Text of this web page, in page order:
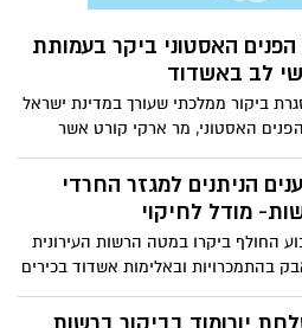
האסטוני ביקר בעמותת
לב באשדוד
ביקור ממלכתי שעורך במדינת ישראל
האסטוני, מר ארקי קורט אשר
לבקר בארגון "רחשי לב", מרכז תמיכה
לילדים חולי סרטן ולראות מקרוב וללמוד
המתנדבים אשר מלווים את
הניתנים למגזר החרדי
מודל לחיקוי
החולף ביקרו במטה הרשות העירונית
בהתמכרויות ובאלימות אשדוד בכירים
פתח תקווה במטרה ללמוד על
הרחבים הניתנים לתושבים